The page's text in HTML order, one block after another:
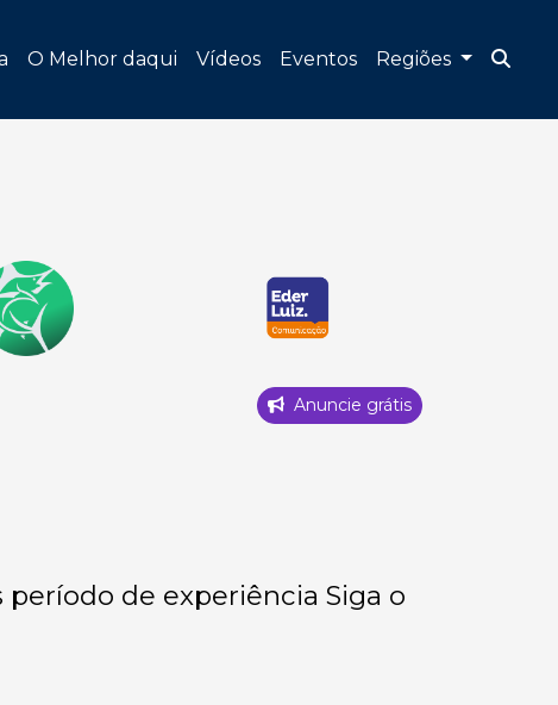
O Melhor daqui Vídeos Eventos Regiões
Anuncie grátis
de experiência Siga o